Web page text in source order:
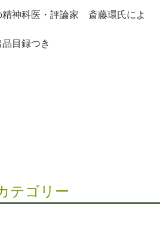
神科医・評論家 斎藤環氏によ
目録つき
テゴリー